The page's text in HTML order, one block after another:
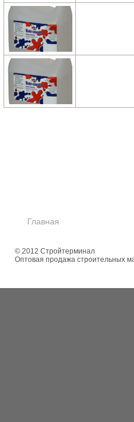
Главная
© 2012 Стройтерминал
Оптовая продажа строительных